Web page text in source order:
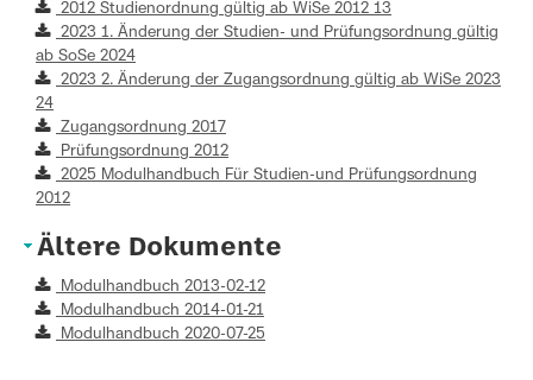
2012 Studienordnung gültig ab WiSe 2012 13
2023 1. Änderung der Studien- und Prüfungsordnung gültig
ab SoSe 2024
2023 2. Änderung der Zugangsordnung gültig ab WiSe 2023
24
Zugangsordnung 2017
Prüfungsordnung 2012
2025 Modulhandbuch Für Studien-und Prüfungsordnung
2012
Ältere Dokumente
Modulhandbuch 2013-02-12
Modulhandbuch 2014-01-21
Modulhandbuch 2020-07-25